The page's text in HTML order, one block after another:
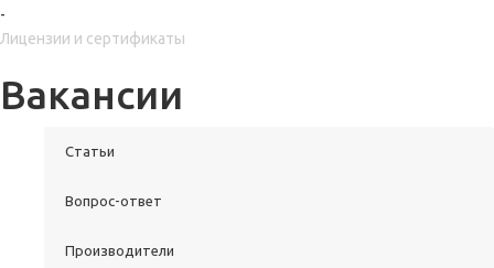
-
Лицензии и сертификаты
Вакансии
Статьи
Вопрос-ответ
Производители